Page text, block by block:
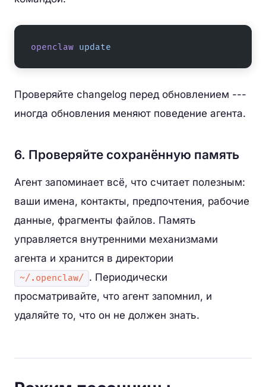
openclaw update
Проверяйте changelog перед обновлением ---
иногда обновления меняют поведение агента.
6. Проверяйте сохранённую память
Агент запоминает всё, что считает полезным:
ваши имена, контакты, предпочтения, рабочие
данные, фрагменты файлов. Память
управляется внутренними механизмами
агента и хранится в директории
~/.openclaw/ . Периодически
просматривайте, что агент запомнил, и
удаляйте то, что он не должен знать.